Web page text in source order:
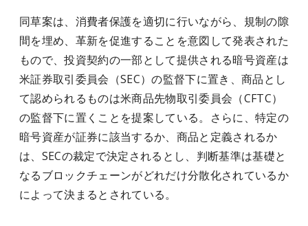
同草案は、消費者保護を適切に行いながら、規制の隙
間を埋め、革新を促進することを意図して発表された
もので、投資契約の一部として提供される暗号資産は
米証券取引委員会（SEC）の監督下に置き、商品とし
て認められるものは米商品先物取引委員会（CFTC）
の監督下に置くことを提案している。さらに、特定の
暗号資産が証券に該当するか、商品と定義されるか
は、SECの裁定で決定されるとし、判断基準は基礎と
なるブロックチェーンがどれだけ分散化されているか
によって決まるとされている。